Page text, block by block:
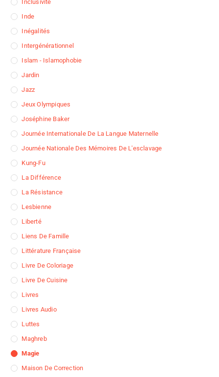
Inclusivité
Inde
Inégalités
Intergénérationnel
Islam - Islamophobie
Jardin
Jazz
Jeux Olympiques
Joséphine Baker
Journée Internationale De La Langue Maternelle
Journée Nationale Des Mémoires De L'esclavage
Kung-Fu
La Différence
La Résistance
Lesbienne
Liberté
Liens De Famille
Littérature Française
Livre De Coloriage
Livre De Cuisine
Livres
Livres Audio
Luttes
Maghreb
Magie
Maison De Correction